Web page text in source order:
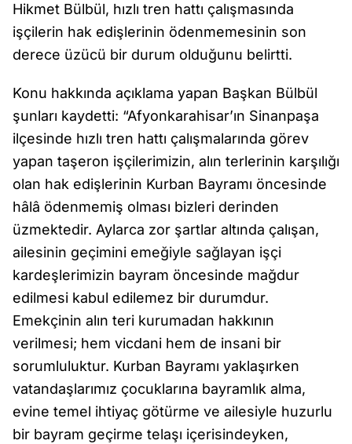
Hikmet Bülbül, hızlı tren hattı çalışmasında
işçilerin hak edişlerinin ödenmemesinin son
derece üzücü bir durum olduğunu belirtti.
Konu hakkında açıklama yapan Başkan Bülbül
şunları kaydetti: “Afyonkarahisar’ın Sinanpaşa
ilçesinde hızlı tren hattı çalışmalarında görev
yapan taşeron işçilerimizin, alın terlerinin karşılığı
olan hak edişlerinin Kurban Bayramı öncesinde
hâlâ ödenmemiş olması bizleri derinden
üzmektedir. Aylarca zor şartlar altında çalışan,
ailesinin geçimini emeğiyle sağlayan işçi
kardeşlerimizin bayram öncesinde mağdur
edilmesi kabul edilemez bir durumdur.
Emekçinin alın teri kurumadan hakkının
verilmesi; hem vicdani hem de insani bir
sorumluluktur. Kurban Bayramı yaklaşırken
vatandaşlarımız çocuklarına bayramlık alma,
evine temel ihtiyaç götürme ve ailesiyle huzurlu
bir bayram geçirme telaşı içerisindeyken,